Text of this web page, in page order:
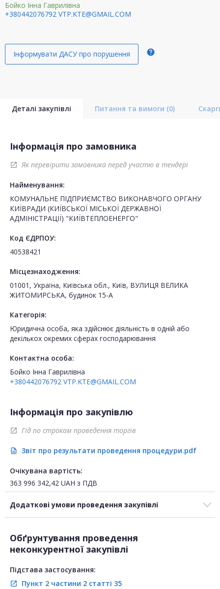
Бойко Інна Гаврилівна
+380442076792 VTP.KTE@GMAIL.COM
Інформувати ДАСУ про порушення help
Деталі закупівлі Питання та вимоги (0)
Інформація про замовника
open_in_new Як перевірити замовника перед участю в тендері
Найменування:
КОМУНАЛЬНЕ ПІДПРИЄМСТВО ВИКОНАВЧОГО ОРГАНУ
КИЇВРАДИ (КИЇВСЬКОЇ МІСЬКОЇ ДЕРЖАВНОЇ
АДМІНІСТРАЦІЇ) "КИЇВТЕПЛОЕНЕРГО"
Код ЄДРПОУ:
40538421
Місцезнаходження:
01001, Україна, Київська обл., Київ, ВУЛИЦЯ ВЕЛИКА
ЖИТОМИРСЬКА, будинок 15-А
Категорія:
Юридична особа, яка здійснює діяльність в одній або
декількох окремих сферах господарювання
Контактна особа:
Бойко Інна Гаврилівна
+380442076792 VTP.KTE@GMAIL.COM
Інформація про закупівлю
open_in_new Гід по строкам проведення торгів
description Звіт про результати проведення процедури.pdf
Очікувана вартість:
363 996 342,42 UAH з ПДВ
Додаткові умови проведення закупівлі
Обґрунтування проведення
неконкурентної закупівлі
Підстава застосування:
open_in_new
Пункт 2 частини 2 статті 35